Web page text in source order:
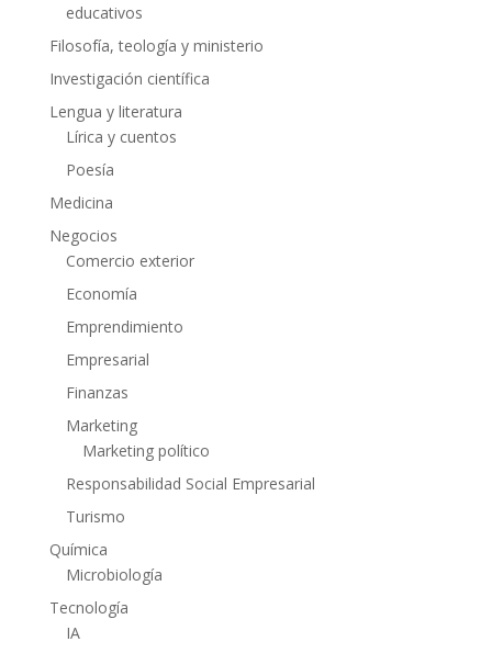
educativos
Filosofía, teología y ministerio
Investigación científica
Lengua y literatura
Lírica y cuentos
Poesía
Medicina
Negocios
Comercio exterior
Economía
Emprendimiento
Empresarial
Finanzas
Marketing
Marketing político
Responsabilidad Social Empresarial
Turismo
Química
Microbiología
Tecnología
IA